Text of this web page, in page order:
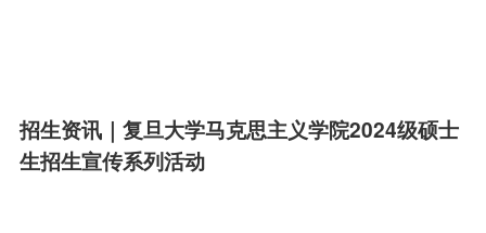
招生资讯｜复旦大学马克思主义学院2024级硕士
生招生宣传系列活动